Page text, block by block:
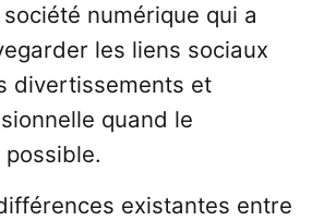
numérique qui a
les liens sociaux
divertissements et
quand le
existantes entre